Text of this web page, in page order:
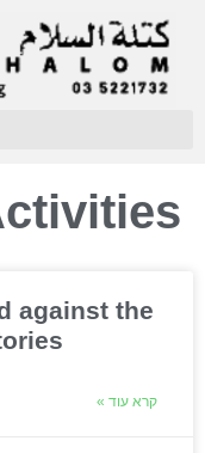
against the
קרא עוד »